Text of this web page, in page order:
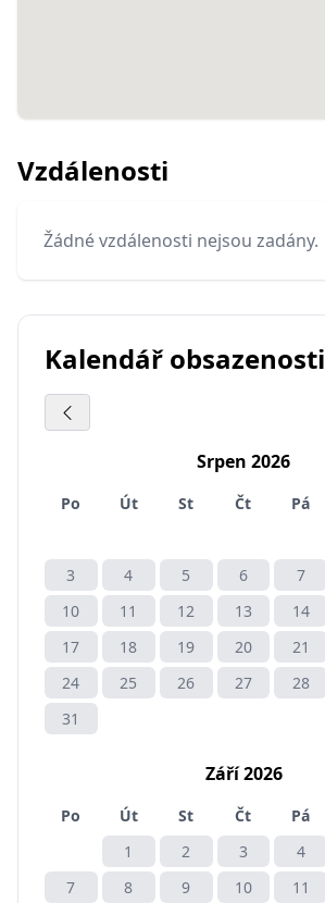
Vzdálenosti
Žádné vzdálenosti nejsou zadány.
Kalendář obsazenosti
Srpen 2026
Po Út St Čt Pá
3
4 5 6 7
10
11 12 13 14
17
18 19 20 21
24
25 26 27 28
31
Září 2026
Po Út St Čt Pá
1
2 3 4
7
8 9 10 11